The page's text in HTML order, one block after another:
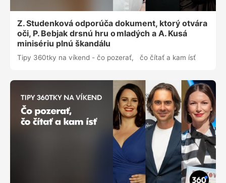
Z. Studenková odporúča dokument, ktorý otvára
oči, P. Bebjak drsnú hru o mladých a A. Kusá
minisériu plnú škandálu
Tipy 360tky na víkend - čo pozerať, čo čítať a kam ísť